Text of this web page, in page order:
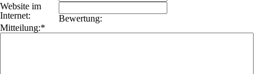
Website im
Internet:
Bewertung:
Mitteilung:*